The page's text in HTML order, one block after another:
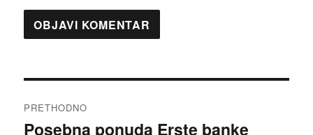
objava
PRETHODNO
Prethodna
Posebna ponuda Erste banke